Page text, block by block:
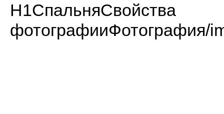
H1СпальняСвойства
фотографииФотография/